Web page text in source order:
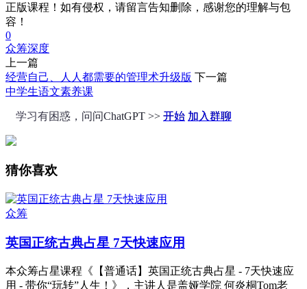
正版课程！如有侵权，请留言告知删除，感谢您的理解与包
容！
0
众筹深度
上一篇
经营自己、人人都需要的管理术升级版 下一篇
中学生语文素养课
学习有困惑，问问ChatGPT >> 开始 加入群聊
猜你喜欢
众筹
英国正统古典占星 7天快速应用
本众筹占星课程《【普通话】英国正统古典占星 - 7天快速应
用 - 带你“玩转”人生！》，主讲人是盖娅学院 何炎桐Tom老